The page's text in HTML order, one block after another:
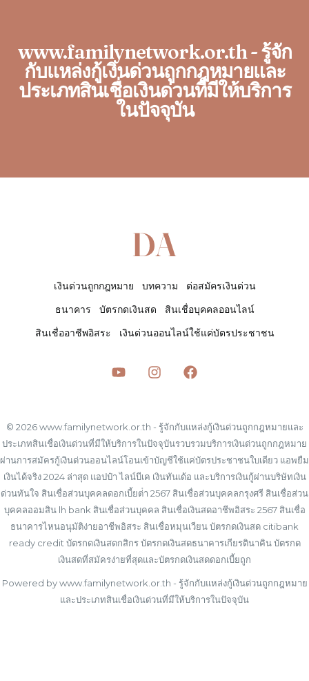
www.familynetwork.or.th - รู้จัก
กับแหล่งกู้เงินด่วนถูกกฎหมายและ
ประเภทสินเชื่อเงินด่วนที่มีให้บริการ
ในปัจจุบัน
เงินด่วนถูกกฎหมาย บทความ
ต่อสมัครเงินด่วน
ธนาคาร
บัตรกดเงินสด
สินเชื่อบุคคลออนไลน์
สินเชื่ออาชีพอิสระ
เงินด่วนออนไลน์ใช้แค่บัตรประชาชน
© 2026 www.familynetwork.or.th - รู้จักกับแหล่งกู้เงินด่วนถูกกฎหมายและ
ประเภทสินเชื่อเงินด่วนที่มีให้บริการในปัจจุบันรวบรวมบริการเงินด่วนถูกกฎหมาย
ผ่านการสมัครกู้เงินด่วนออนไลน์โอนเข้าบัญชีใช้แค่บัตรประชาชนใบเดียว แอพยืม
เงินได้จริง 2024 ล่าสุด แอปป๋า ไลน์บีเค เงินทันเด้อ และบริการเงินกู้ผ่านบริษัทเงิน
ด่วนทันใจ สินเชื่อส่วนบุคคลดอกเบี้ยต่ํา 2567 สินเชื่อส่วนบุคคลกรุงศรี สินเชื่อส่วน
บุคคลออมสิน lh bank สินเชื่อส่วนบุคคล สินเชื่อเงินสดอาชีพอิสระ 2567 สินเชื่อ
ธนาคารไหนอนุมัติง่ายอาชีพอิสระ สินเชื่อหมุนเวียน บัตรกดเงินสด citibank
ready credit บัตรกดเงินสดกสิกร บัตรกดเงินสดธนาคารเกียรตินาคิน บัตรกด
เงินสดที่สมัครง่ายที่สุดและบัตรกดเงินสดดอกเบี้ยถูก
Powered by www.familynetwork.or.th - รู้จักกับแหล่งกู้เงินด่วนถูกกฎหมาย
และประเภทสินเชื่อเงินด่วนที่มีให้บริการในปัจจุบัน